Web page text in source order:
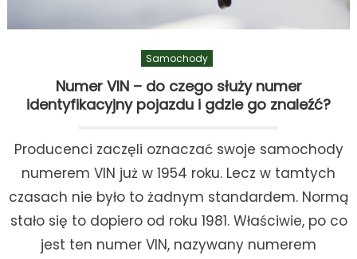
Samochody
Numer VIN – do czego służy numer
identyfikacyjny pojazdu i gdzie go znaleźć?
Producenci zaczęli oznaczać swoje samochody
numerem VIN już w 1954 roku. Lecz w tamtych
czasach nie było to żadnym standardem. Normą
stało się to dopiero od roku 1981. Właściwie, po co
jest ten numer VIN, nazywany numerem